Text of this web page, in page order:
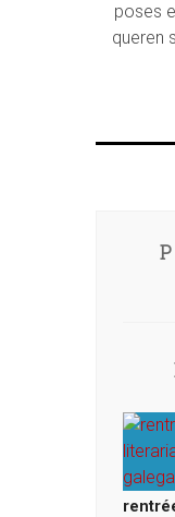
poses
queren